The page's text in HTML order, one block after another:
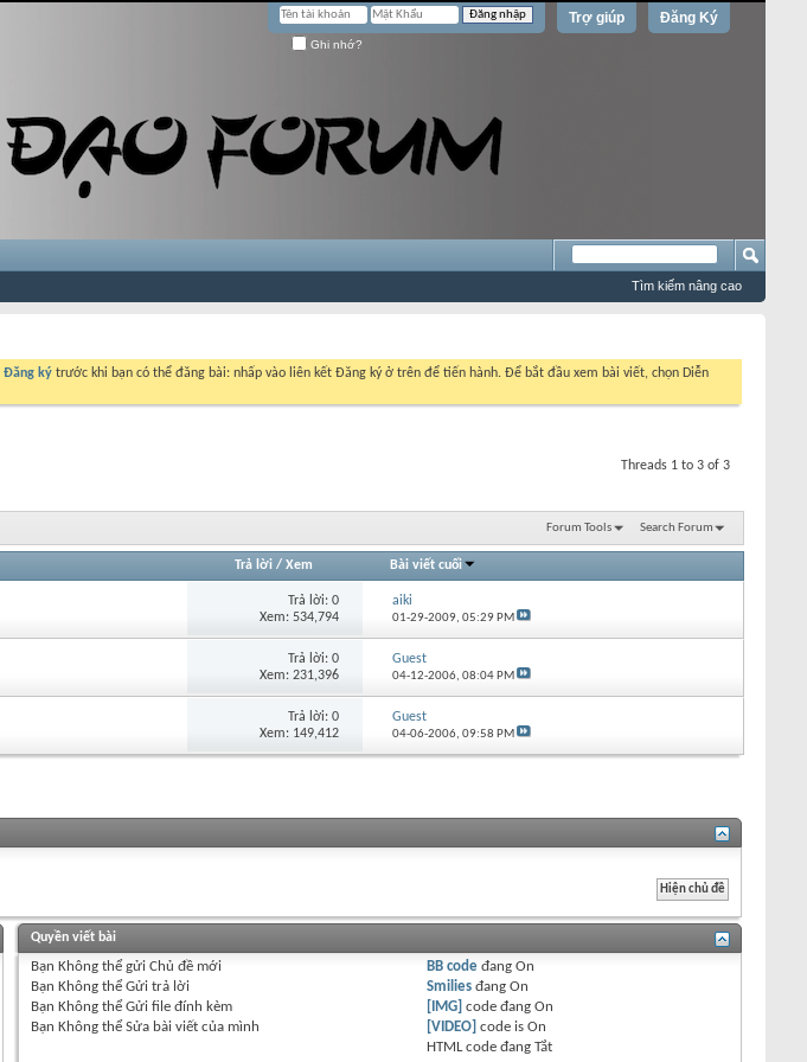
Đăng Ký
Trợ giúp
Ghi nhớ?
Tìm kiếm nâng cao
Đăng ký trước khi bạn có thể đăng bài: nhấp vào liên kết Đăng ký ở trên để tiến hành. Để bắt đầu xem bài viết, chọn Diễn
Threads 1 to 3 of 3
Forum Tools Search Forum
Trả lời /Xem Bài viết cuối
Trả lời:0
Xem: 534,794
aiki
01-29-2009, 05:29 PM
Trả lời:0
Xem: 231,396
Guest
04-12-2006, 08:04 PM
Trả lời:0
Xem: 149,412
Guest
04-06-2006, 09:58 PM
Quyền viết bài
BạnKhông thể gửi Chủ đề mới
BạnKhông thể Gửi trả lời
BạnKhông thể Gửi file đính kèm
BạnKhông thể Sửa bài viết của mình
BB code đangOn
Smilies đangOn
[IMG] code đangOn
[VIDEO] code isOn
HTML code đangTắt